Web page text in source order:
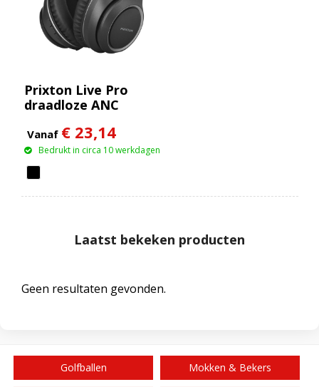
Prixton Live Pro
draadloze ANC
koptelefoon
Vanaf € 23,14
Bedrukt in circa 10 werkdagen
Laatst bekeken producten
Geen resultaten gevonden.
Golfballen Mokken & Bekers